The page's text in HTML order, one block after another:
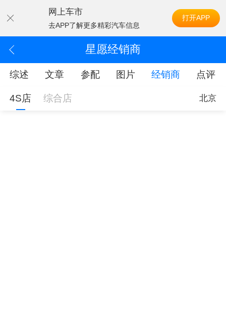
网上车市
去APP了解更多精彩汽车信息
打开APP
星愿经销商
综述 文章 参配 图片 经销商 点评
4S店 综合店 北京